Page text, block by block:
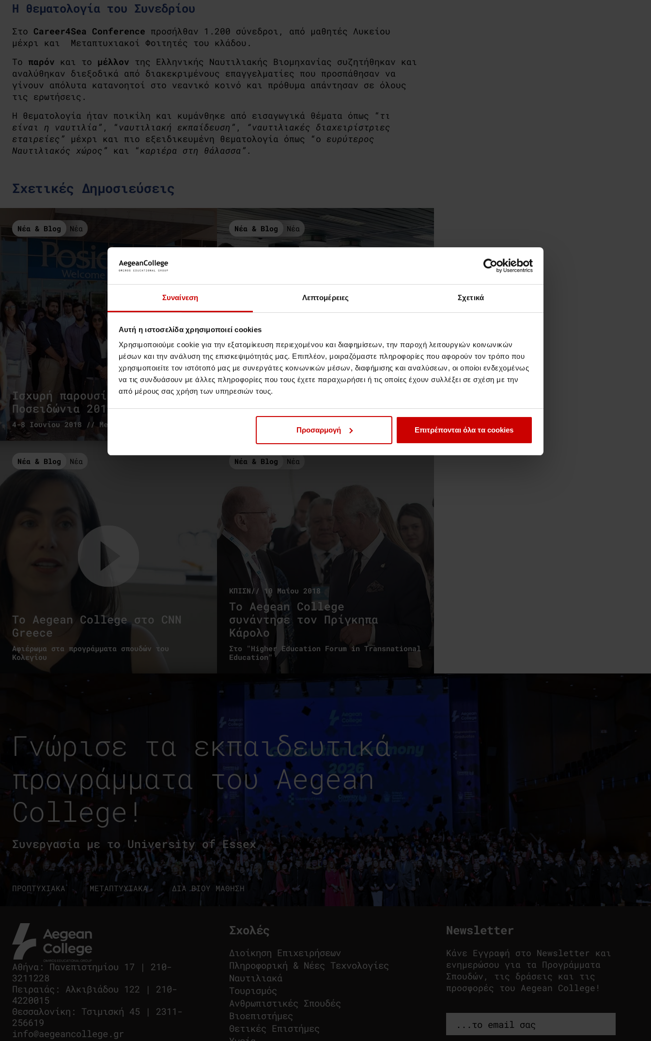
Συναίνεση Λεπτομέρειες Σχετικά
Αυτή η ιστοσελίδα χρησιμοποιεί cookies
Χρησιμοποιούμε cookie για την εξατομίκευση περιεχομένου και διαφημίσεων, την παροχή λειτουργιών κοινωνικών
μέσων και την ανάλυση της επισκεψιμότητάς μας. Επιπλέον, μοιραζόμαστε πληροφορίες που αφορούν τον τρόπο που
χρησιμοποιείτε τον ιστότοπό μας με συνεργάτες κοινωνικών μέσων, διαφήμισης και αναλύσεων, οι οποίοι ενδεχομένως
να τις συνδυάσουν με άλλες πληροφορίες που τους έχετε παραχωρήσει ή τις οποίες έχουν συλλέξει σε σχέση με την
από μέρους σας χρήση των υπηρεσιών τους.
Προσαρμογή Επιτρέπονται όλα τα cookies
Η θεματολογία του Συνεδρίου
Στο Career4Sea Conference προσήλθαν 1.200 σύνεδροι, από μαθητές Λυκείου
μέχρι και Μεταπτυχιακοί Φοιτητές του κλάδου.
Το παρόν και το μέλλον της Ελληνικής Ναυτιλιακής Βιομηχανίας συζητήθηκαν και
αναλύθηκαν διεξοδικά από διακεκριμένους επαγγελματίες που προσπάθησαν να
γίνουν απόλυτα κατανοητοί στο νεανικό κοινό και πρόθυμα απάντησαν σε όλους
τις ερωτήσεις.
Η θεματολογία ήταν ποικίλη και κυμάνθηκε από εισαγωγικά θέματα όπως “ τι
είναι η ναυτιλία” , “ ναυτιλιακή εκπαίδευση” ,
“ναυτιλιακές διαχειρίστριες
εταιρείες” μέχρι και πιο εξειδικευμένη θεματολογία όπως “ο ευρύτερος
Ναυτιλιακός χώρος” και “καριέρα στη θάλασσα”.
Σχετικές Δημοσιεύσεις
Νέα & Blog Νέα
Ισχυρή παρουσία στα
Ποσειδώνια 2018
4-8 Ιουνίου 2018 // Metropolitan Expo
Νέα & Blog Νέα
//8 Οκτωβρίου 2018
Μεταπτυχιακοί φοιτητές
στο κρουαζιερόπλοιο
Celestyal Crystal
Νέα & Blog Νέα
To Aegean College στο CNN
Greece
Αφιέρωμα στα προγράμματα σπουδών του
Κολεγίου
Νέα & Blog Νέα
ΚΠΙΣΝ// 10 Μαΐου 2018
To Aegean College
συνάντησε τον Πρίγκηπα
Κάρολο
Στο "Higher Education Forum in Transnational
Education"
Γνώρισε τα εκπαιδευτικά
προγράμματα του Aegean
College!
Συνεργασία με το University of Essex
ΠΡΟΠΤΥΧΙΑΚΑ ΜΕΤΑΠΤΥΧΙΑΚΑ ΔΙΑ ΒΙΟΥ ΜΑΘΗΣΗ
Αθήνα : Πανεπιστημίου 17 | 210-
3211228
Πειραιάς : Αλκιβιάδου 122 | 210-
4220015
Θεσσαλονίκη : Τσιμισκή 45 | 2311-
256619
info@aegeancollege.gr
Σχολές
Διοίκηση Επιχειρήσεων
Πληροφορική & Νέες Τεχνολογίες
Ναυτιλιακά
Τουρισμός
Ανθρωπιστικές Σπουδές
Βιοεπιστήμες
Θετικές Επιστήμες
Newsletter
Κάνε Εγγραφή στο Newsletter και
ενημερώσου για τα Προγράμματα
Σπουδών, τις δράσεις και τις
προσφορές του Aegean College!